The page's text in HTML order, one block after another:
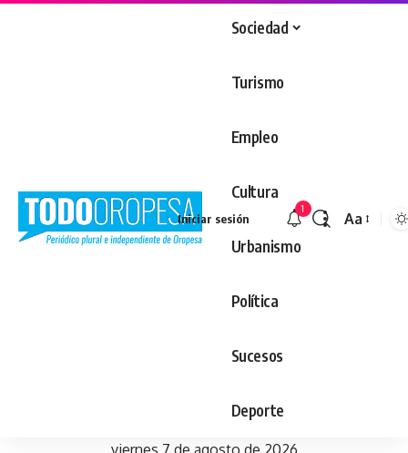
Sociedad
Turismo
Empleo
Cultura
Urbanismo
Política
Sucesos
Deporte
Iniciar sesión
1
Aa
viernes 7 de agosto de 2026